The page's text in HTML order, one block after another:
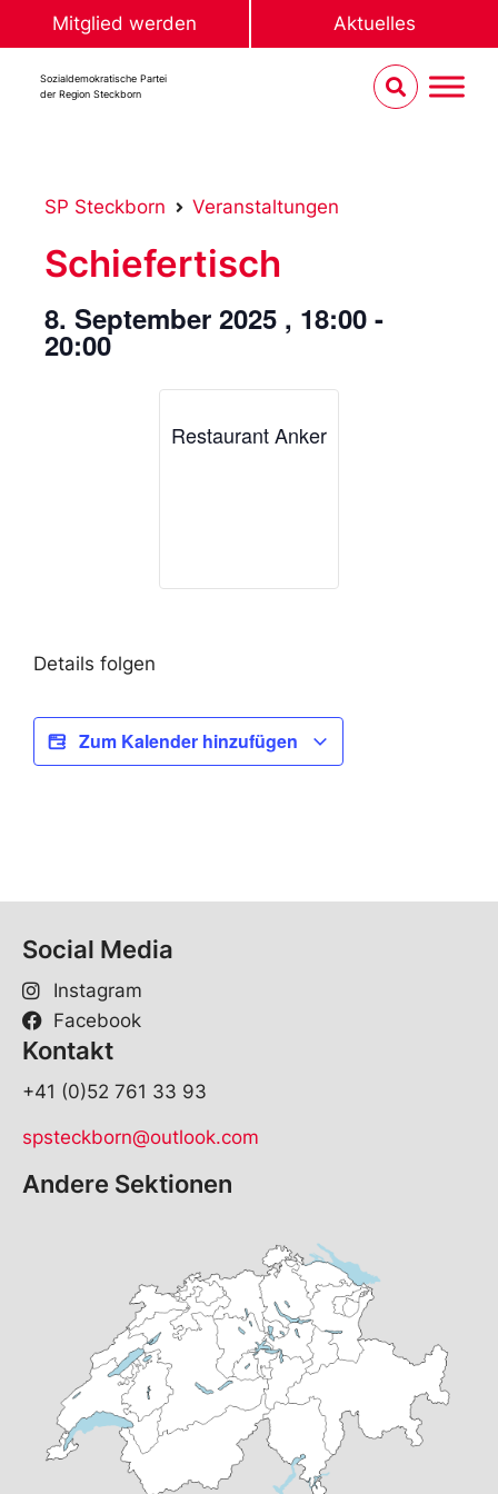
Mitglied werden Aktuelles
Sozialdemokratische Partei
der Region Steckborn
SP Steckborn Veranstaltungen
Schiefertisch
8. September 2025 , 18:00 -
20:00
Restaurant Anker
Details folgen
Zum Kalender hinzufügen
Social Media
Instagram
Facebook
Kontakt
+41 (0)52 761 33 93
spsteckborn@outlook.com
Andere Sektionen